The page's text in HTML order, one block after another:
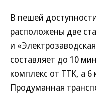
В пешей
расположены две
и
составляет до 10
комплекс от ТТК, а
Продуманная